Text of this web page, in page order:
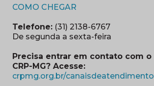
COMO CHEGAR
Telefone: (31) 2138-6767
De segunda a sexta-feira
Precisa entrar em contato com o
CRP-MG? Acesse:
crpmg.org.br/canaisdeatendimento